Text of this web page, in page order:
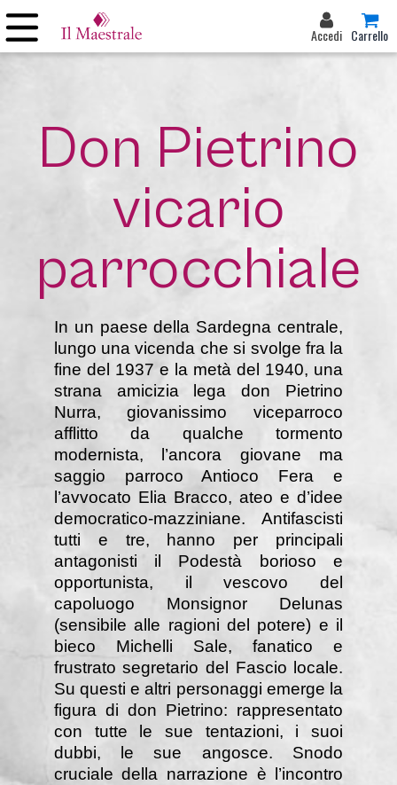
Accedi Carrello
Don Pietrino
vicario
parrocchiale
In un paese della Sardegna centrale,
lungo una vicenda che si svolge fra la
fine del 1937 e la metà del 1940, una
strana amicizia lega don Pietrino
Nurra, giovanissimo viceparroco
afflitto da qualche tormento
modernista, l’ancora giovane ma
saggio parroco Antioco Fera e
l’avvocato Elia Bracco, ateo e d’idee
democratico-mazziniane. Antifascisti
tutti e tre, hanno per principali
antagonisti il Podestà borioso e
opportunista, il vescovo del
capoluogo Monsignor Delunas
(sensibile alle ragioni del potere) e il
bieco Michelli Sale, fanatico e
frustrato segretario del Fascio locale.
Su questi e altri personaggi emerge la
figura di don Pietrino: rappresentato
con tutte le sue tentazioni, i suoi
dubbi, le sue angosce. Snodo
cruciale della narrazione è l’incontro